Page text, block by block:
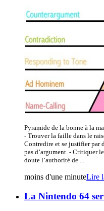
Pyramide de la bonne à la
- Trouver la faille dans le
Contredire et se justifier par
pas d’argument. - Critiquer
doute l’authorité de ...
moins d'une minuteLire
La Nintendo 64